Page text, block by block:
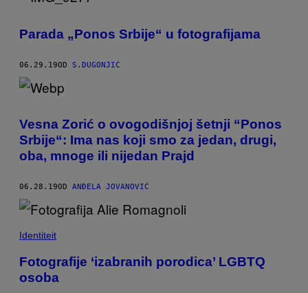
Parada „Ponos Srbije“ u fotografijama
06.29.19OD S.DUGONJIĆ
Vesna Zorić o ovogodišnjoj šetnji “Ponos
Srbije“: Ima nas koji smo za jedan, drugi,
oba, mnoge ili nijedan Prajd
06.28.19OD ANĐELA JOVANOVIĆ
Identiteit
Fotografije ‘izabranih porodica’ LGBTQ
osoba